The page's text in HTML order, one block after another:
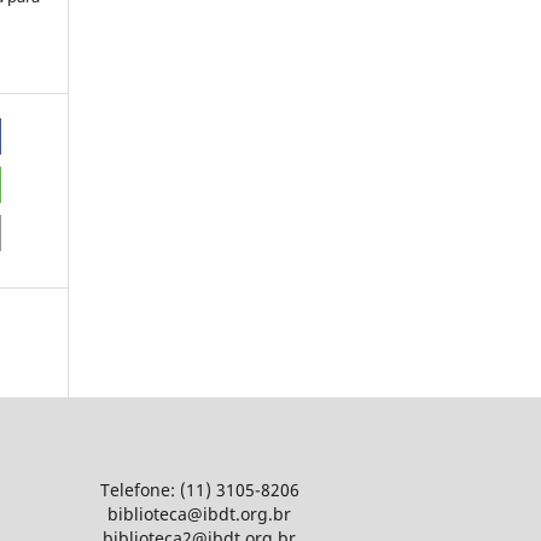
Telefone: (11) 3105-8206
biblioteca@ibdt.org.br